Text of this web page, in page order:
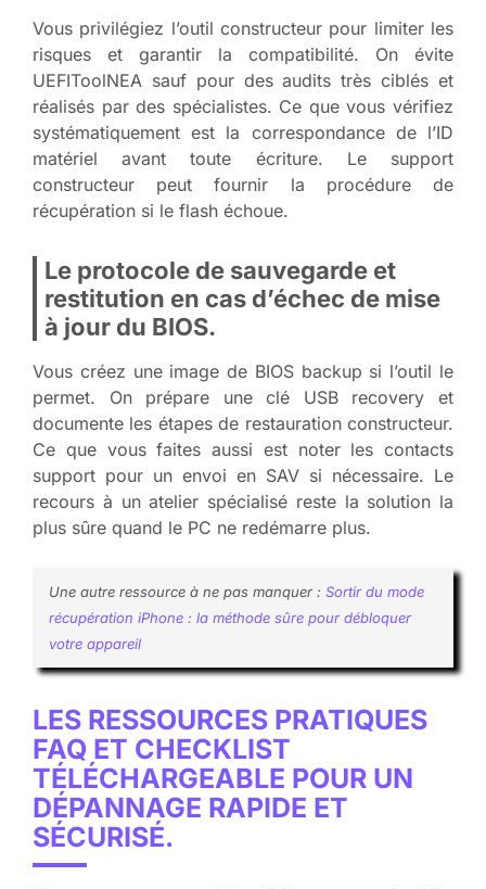
Vous privilégiez l’outil constructeur pour limiter les
risques et garantir la compatibilité. On évite
UEFIToolNEA sauf pour des audits très ciblés et
réalisés par des spécialistes. Ce que vous vérifiez
systématiquement est la correspondance de l’ID
matériel avant toute écriture. Le support
constructeur peut fournir la procédure de
récupération si le flash échoue.
Le protocole de sauvegarde et
restitution en cas d’échec de mise
à jour du BIOS.
Vous créez une image de BIOS backup si l’outil le
permet. On prépare une clé USB recovery et
documente les étapes de restauration constructeur.
Ce que vous faites aussi est noter les contacts
support pour un envoi en SAV si nécessaire. Le
recours à un atelier spécialisé reste la solution la
plus sûre quand le PC ne redémarre plus.
Une autre ressource à ne pas manquer : Sortir du mode
récupération iPhone : la méthode sûre pour débloquer
votre appareil
LES RESSOURCES PRATIQUES
FAQ ET CHECKLIST
TÉLÉCHARGEABLE POUR UN
DÉPANNAGE RAPIDE ET
SÉCURISÉ.